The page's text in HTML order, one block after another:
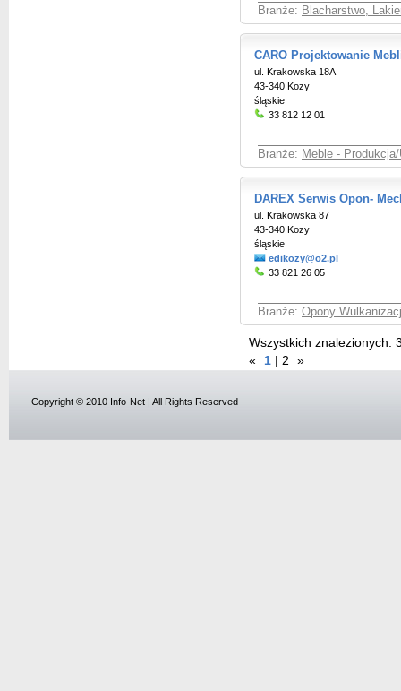
Branże: Blacharstwo,
CARO Projektowanie
ul. Krakowska 18A
43-340 Kozy
śląskie
33 812 12 01
Branże: Meble - Produkcja/
DAREX Serwis Opon-
ul. Krakowska 87
43-340 Kozy
śląskie
edikozy@o2.pl
33 821 26 05
Branże: Opony
Wszystkich znalezionych:
«
1 2 »
Copyright © 2010 Info-Net | All Rights Reserved